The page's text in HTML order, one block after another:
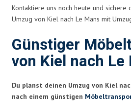
Kontaktiere uns noch heute und sichere
Umzug von Kiel nach Le Mans mit
Günstiger
von Kiel nach Le
Du planst deinen Umzug von Kiel
nach einem günstigen